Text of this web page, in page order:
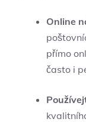
Online
přímo
často i